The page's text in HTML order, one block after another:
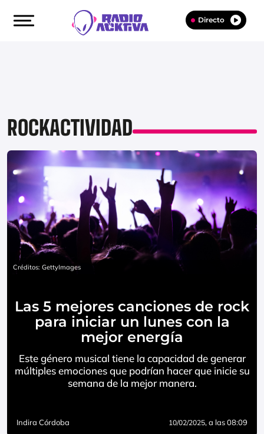
Directo
ROCKACTIVIDAD
Créditos: GettyImages
Las 5 mejores canciones de rock
para iniciar un lunes con la
mejor energía
Este género musical tiene la capacidad de generar
múltiples emociones que podrían hacer que inicie su
semana de la mejor manera.
Indira Córdoba 10/02/2025, a las 08:09